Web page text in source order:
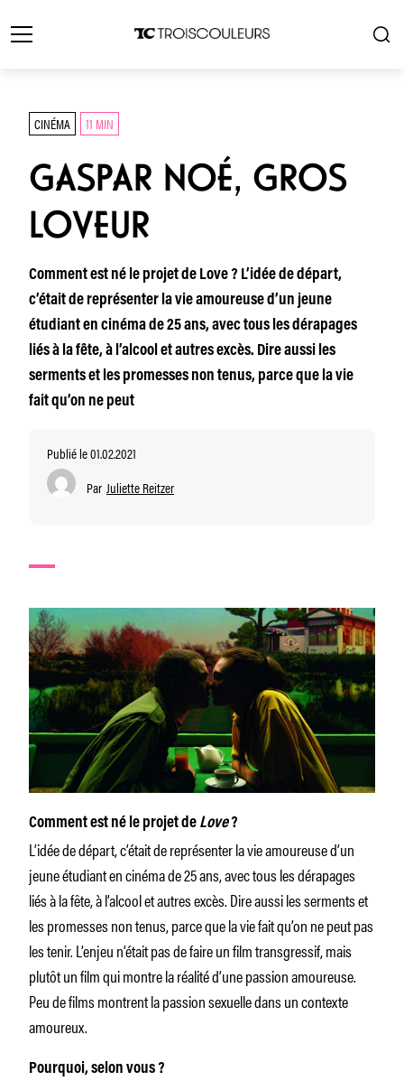
CINÉMA 11 MIN
GASPAR NOÉ, GROS
LOVEUR
Comment est né le projet de Love ? L’idée de départ,
c’était de représenter la vie amoureuse d’un jeune
étudiant en cinéma de 25 ans, avec tous les dérapages
liés à la fête, à l’alcool et autres excès. Dire aussi les
serments et les promesses non tenus, parce que la vie
fait qu’on ne peut
Publié le 01.02.2021
Par Juliette Reitzer
Comment est né le projet de Love?
L’idée de départ, c’était de représenter la vie amoureuse d’un
jeune étudiant en cinéma de 25 ans, avec tous les dérapages
liés à la fête, à l’alcool et autres excès. Dire aussi les serments et
les promesses non tenus, parce que la vie fait qu’on ne peut pas
les tenir. L’enjeu n’était pas de faire un film transgressif, mais
plutôt un film qui montre la réalité d’une passion amoureuse.
Peu de films montrent la passion sexuelle dans un contexte
amoureux.
Pourquoi, selon vous ?